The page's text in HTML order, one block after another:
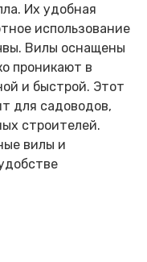
Их удобная
использование
Вилы оснащены
проникают в
и быстрой. Этот
для садоводов,
строителей.
вилы и